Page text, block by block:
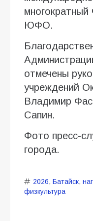
многократный
ЮФО.
отмечены
учреждений
Владимир
Сапин.
Фото пресс-
города.
2026, Батайск,
физкультура